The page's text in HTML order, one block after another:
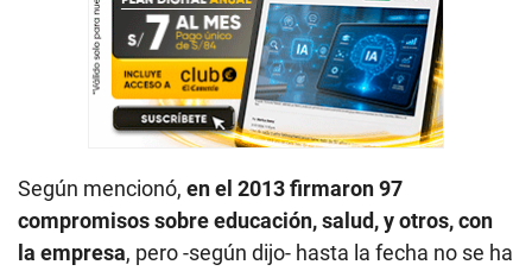
Según mencionó, en el 2013 firmaron 97
compromisos sobre educación, salud, y otros, con
la empresa, pero -según dijo- hasta la fecha no se ha